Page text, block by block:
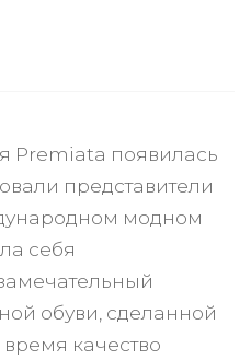
Premiata появилась
представители
модном
себя
обуви, сделанной
качество